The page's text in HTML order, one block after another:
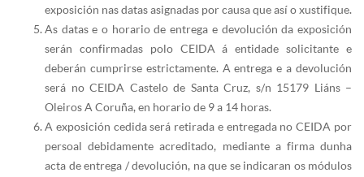
exposición nas datas asignadas por causa que así o xustifique.
As datas e o horario de entrega e devolución da exposición
serán confirmadas polo CEIDA á entidade solicitante e
deberán cumprirse estrictamente. A entrega e a devolución
será no CEIDA Castelo de Santa Cruz, s/n 15179 Liáns –
Oleiros A Coruña, en horario de 9 a 14 horas.
A exposición cedida será retirada e entregada no CEIDA por
persoal debidamente acreditado, mediante a firma dunha
acta de entrega / devolución, na que se indicaran os módulos